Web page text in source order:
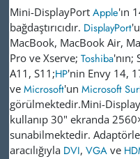
Mini-DisplayPort Apple'ın
bağdaştırıcıdır. DisplayPort
MacBook, MacBook Air,
Pro ve Xserve; Toshiba'nın;
A11, S11;HP'nin Envy 14,
ve Microsoft'un Microsoft
görülmektedir.Mini-
kullanıp 30" ekranda
sunabilmektedir.
aracılığıyla DVI, VGA ve